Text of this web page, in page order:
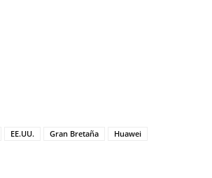
EE.UU. Gran Bretaña
Huawei